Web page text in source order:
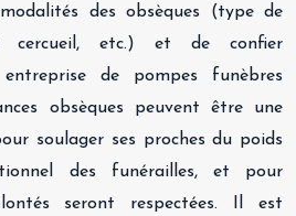
des obsèques (type de
cercueil, etc.) et de confier
de pompes funèbres
obsèques peuvent être une
soulager ses proches du poids
des funérailles, et pour
seront respectées. Il est